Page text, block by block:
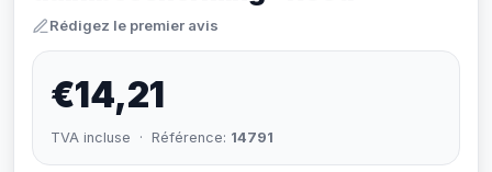
Rédigez le premier avis
€14,21
TVA incluse · Référence: 14791